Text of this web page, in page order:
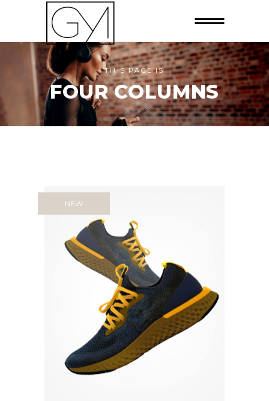
THIS PAGE IS
FOUR COLUMNS
NEW